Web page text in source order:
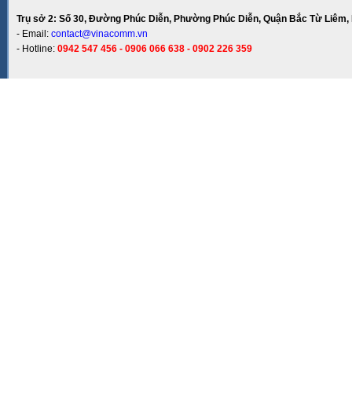
Trụ sở 2: Số 30, Đường Phúc Diễn, Phường Phúc Diễn, Quận Bắc Từ Liêm,
- Email: contact@vinacomm.vn
- Hotline: 0942 547 456 - 0906 066 638 - 0902 226 359